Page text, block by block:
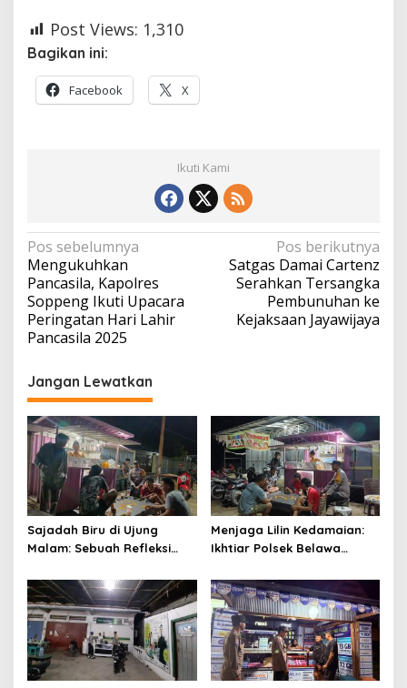
Post Views: 1,310
Bagikan ini:
Facebook X
Ikuti Kami
Navigasi
pos
Pos sebelumnya
Mengukuhkan
Pancasila, Kapolres
Soppeng Ikuti Upacara
Peringatan Hari Lahir
Pancasila 2025
Pos berikutnya
Satgas Damai Cartenz
Serahkan Tersangka
Pembunuhan ke
Kejaksaan Jayawijaya
Jangan Lewatkan
Sajadah Biru di Ujung
Malam: Sebuah Refleksi
Silaturahmi
Menjaga Lilin Kedamaian:
Ikhtiar Polsek Belawa
Ketenteraman Umat